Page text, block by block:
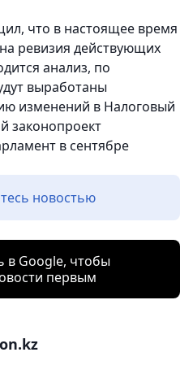
что в настоящее время
ревизия действующих
анализ, по
выработаны
изменений в Налоговый
законопроект
в сентябре
новостью
в Google, чтобы
первым